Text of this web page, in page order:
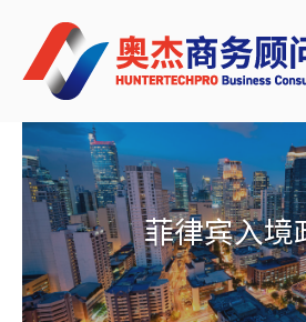
content
Home
菲律宾入境